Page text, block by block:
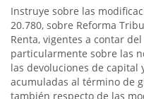
Instruye sobre las
20.780, sobre Reforma
Renta, vigentes a contar
particularmente sobre las
las devoluciones de capital
acumuladas al término de
también respecto de las